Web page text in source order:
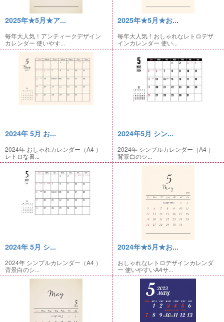
2025年★5月★ア...
毎年大人気！アンティークデザイン
カレンダー 使いやす...
2025年★5月★お...
毎年大人気！おしゃれなレトロデザ
インカレンダー 使い...
2024年 5月 お...
2024年 おしゃれカレンダー（A4 ）
レトロな書...
2024年5月 シン...
2024年 シンプルカレンダー（A4 ）
背景白のシ...
2024年 5月 シ...
2024年 シンプルカレンダー（A4 ）
背景白のシ...
2024年★5月★お...
おしゃれなレトロデザインカレンダ
ー 使いやすいA4サ...